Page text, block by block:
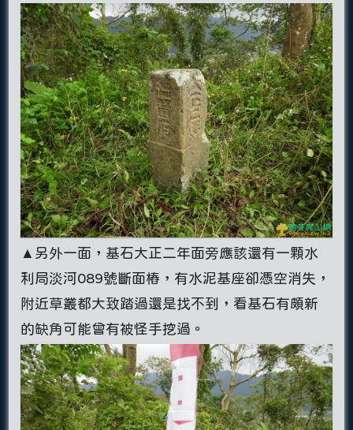
▲另外一面，基石大正二年面旁應該還有一顆水
利局淡河089號斷面樁，有水泥基座卻憑空消失，
附近草叢都大致踏過還是找不到，看基石有頗新
的缺角可能曾有被怪手挖過。